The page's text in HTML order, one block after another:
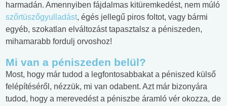
harmadán. Amennyiben fájdalmas kitüremkedést, nem múló
szőrtüszőgyulladást, égés jellegű piros foltot, vagy bármi
egyéb, szokatlan elváltozást tapasztalsz a péniszeden,
mihamarabb fordulj orvoshoz!
Mi van a péniszeden belül?
Most, hogy már tudod a legfontosabbakat a péniszed külső
felépítéséről, nézzük, mi van odabent. Azt már bizonyára
tudod, hogy a merevedést a péniszbe áramló vér okozza, de